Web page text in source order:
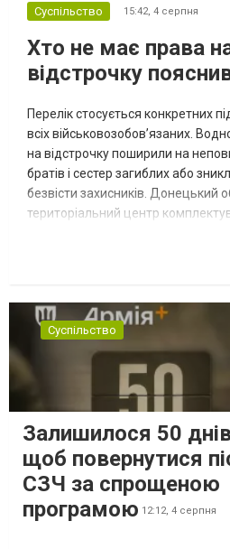
Суспільство 15:42, 4 серпня
Хто не має права
відстрочку
Перелік стосується конкретних
всіх військовозобов’язаних.
на відстрочку поширили на
братів і сестер загиблих або
безвісти захисників. Донецький
територіальний центр
доступними підставами. Серед
студенти, боржники з аліме...
Суспільство
Залишилося 50
щоб повернутися
СЗЧ за спрощеною
програмою 12:12, 4 серпня